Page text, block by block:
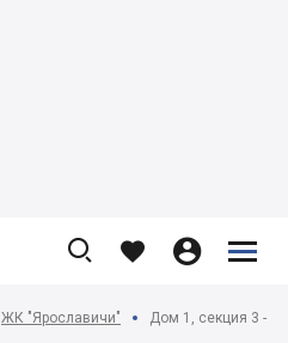
   


ЖК "Ярославичи" Дом 1, секция 3 -